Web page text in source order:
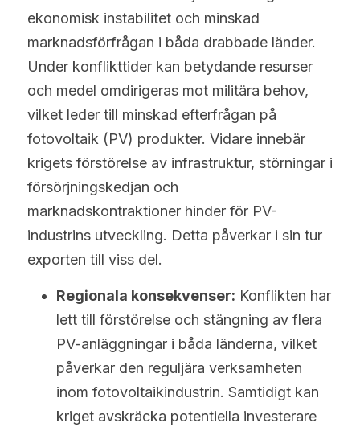
ekonomisk instabilitet och minskad
marknadsförfrågan i båda drabbade länder.
Under konflikttider kan betydande resurser
och medel omdirigeras mot militära behov,
vilket leder till minskad efterfrågan på
fotovoltaik (PV) produkter. Vidare innebär
krigets förstörelse av infrastruktur, störningar i
försörjningskedjan och
marknadskontraktioner hinder för PV-
industrins utveckling. Detta påverkar i sin tur
exporten till viss del.
Regionala konsekvenser: Konflikten har
lett till förstörelse och stängning av flera
PV-anläggningar i båda länderna, vilket
påverkar den reguljära verksamheten
inom fotovoltaikindustrin. Samtidigt kan
kriget avskräcka potentiella investerare